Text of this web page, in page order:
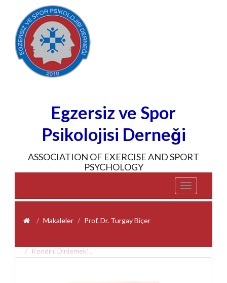
Egzersiz ve Spor
Psikolojisi Derneği
ASSOCIATION OF EXERCISE AND SPORT
PSYCHOLOGY
Toggle
navigation
Makaleler Prof. Dr. Turgay Biçer
Kendini Dinlemek!..